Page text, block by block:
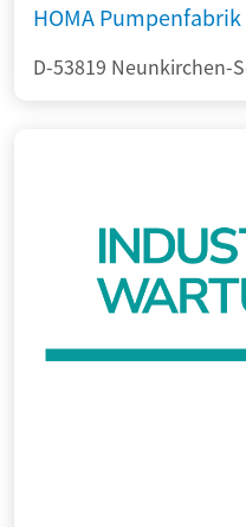
HOMA Pumpenfabrik
D-53819 Neunkirchen-